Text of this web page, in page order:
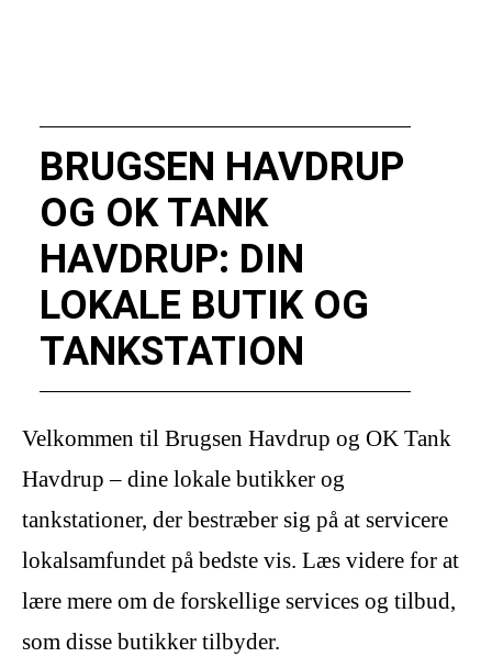
BRUGSEN HAVDRUP
OG OK TANK
HAVDRUP: DIN
LOKALE BUTIK OG
TANKSTATION
Velkommen til Brugsen Havdrup og OK Tank
Havdrup – dine lokale butikker og
tankstationer, der bestræber sig på at servicere
lokalsamfundet på bedste vis. Læs videre for at
lære mere om de forskellige services og tilbud,
som disse butikker tilbyder.